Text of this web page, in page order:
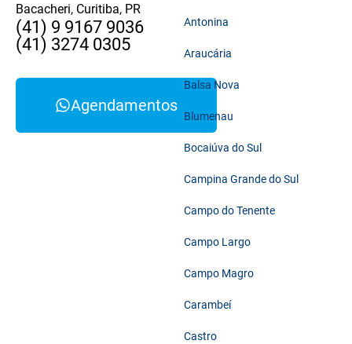
Bacacheri, Curitiba, PR
(41) 9 9167 9036
(41) 3274 0305
Agendamentos
Antonina
Araucária
Balsa Nova
Blumenau
Bocaiúva do Sul
Campina Grande do Sul
Campo do Tenente
Campo Largo
Campo Magro
Carambeí
Castro